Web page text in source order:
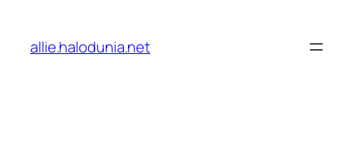
konten
allie.halodunia.net